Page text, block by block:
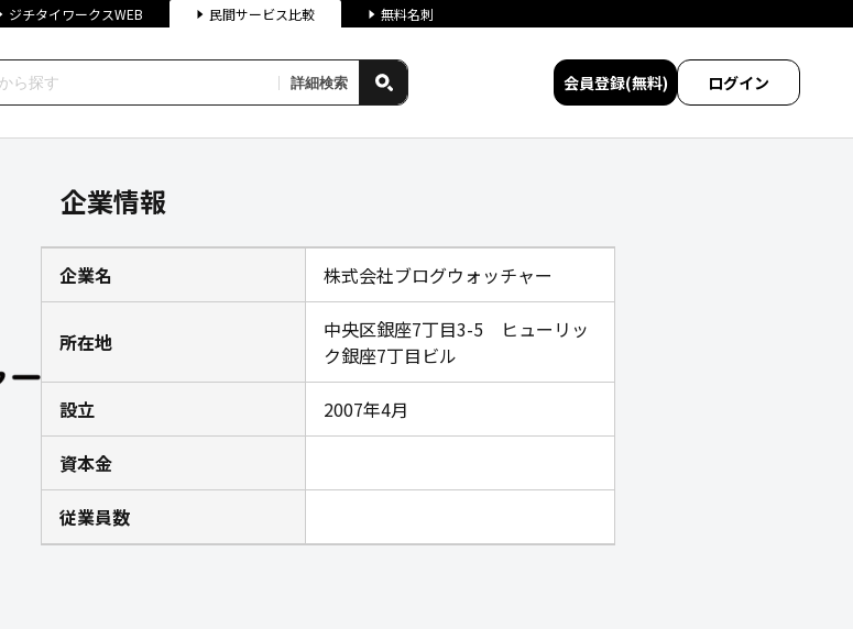
ジチタイワークスWEB 民間サービス比較 無料名刺
詳細検索 会員登録(無料) ログイン
企業情報
企業名 株式会社ブログウォッチャー
所在地
中央区銀座7丁目3-5 ヒューリッ
ク銀座7丁目ビル
設立 2007年4月
資本金
従業員数